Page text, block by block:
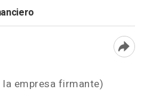
empresa firmante)